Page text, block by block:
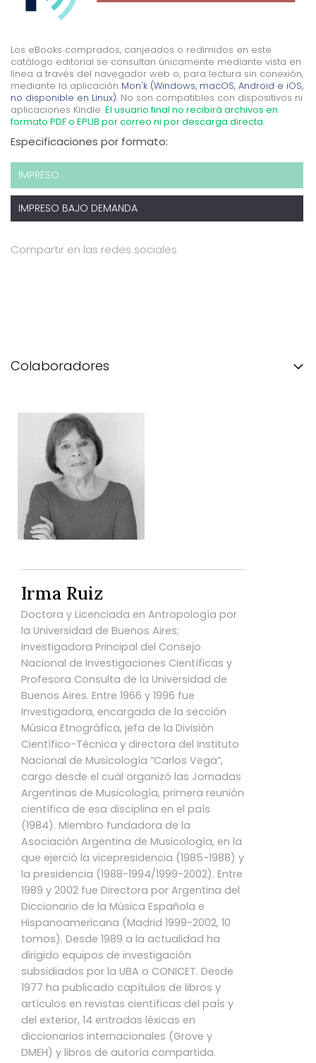
Los eBooks comprados, canjeados o redimidos en este
catálogo editorial se consultan únicamente mediante vista en
línea a través del navegador web o, para lectura sin conexión,
mediante la aplicación Mon'k (Windows, macOS, Android e iOS,
no disponible en Linux). No son compatibles con dispositivos ni
aplicaciones Kindle. El usuario final no recibirá archivos en
formato PDF o EPUB por correo ni por descarga directa.
Especificaciones por formato:
IMPRESO
IMPRESO BAJO DEMANDA
Compartir en las redes sociales
Colaboradores
Irma Ruiz
Doctora y Licenciada en Antropología por
la Universidad de Buenos Aires;
Investigadora Principal del Consejo
Nacional de Investigaciones Científicas y
Profesora Consulta de la Universidad de
Buenos Aires. Entre 1966 y 1996 fue
Investigadora, encargada de la sección
Música Etnográfica, jefa de la División
Científico-Técnica y directora del Instituto
Nacional de Musicología “Carlos Vega”,
cargo desde el cuál organizó las Jornadas
Argentinas de Musicología, primera reunión
científica de esa disciplina en el país
(1984). Miembro fundadora de la
Asociación Argentina de Musicología, en la
que ejerció la vicepresidencia (1985-1988) y
la presidencia (1988-1994/1999-2002). Entre
1989 y 2002 fue Directora por Argentina del
Diccionario de la Música Española e
Hispanoamericana (Madrid 1999-2002, 10
tomos). Desde 1989 a la actualidad ha
dirigido equipos de investigación
subsidiados por la UBA o CONICET. Desde
1977 ha publicado capítulos de libros y
artículos en revistas científicas del país y
del exterior, 14 entradas léxicas en
diccionarios internacionales (Grove y
DMEH) y libros de autoría compartida.